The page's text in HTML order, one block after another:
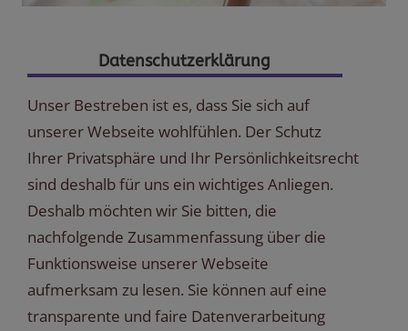
Datenschutzerklärung
Unser Bestreben ist es, dass Sie sich auf
unserer Webseite wohlfühlen. Der Schutz
Ihrer Privatsphäre und Ihr Persönlichkeitsrecht
sind deshalb für uns ein wichtiges Anliegen.
Deshalb möchten wir Sie bitten, die
nachfolgende Zusammenfassung über die
Funktionsweise unserer Webseite
aufmerksam zu lesen. Sie können auf eine
transparente und faire Datenverarbeitung